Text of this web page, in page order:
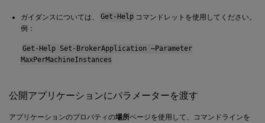
ガイダンスについては、 Get-Help コマンドレットを使用してください。
例：
Get-Help Set-BrokerApplication –Parameter
MaxPerMachineInstances
公開アプリケーションにパラメーターを渡す
アプリケーションのプロパティの場所ページを使用して、コマンドラインを